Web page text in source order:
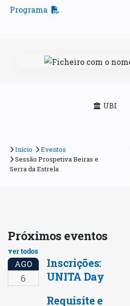
Programa
UBI
Início
Eventos
Sessão Prospetiva Beiras e
Serra da Estrela
Próximos eventos
ver todos
AGO
6
Inscrições:
UNITA Day
Requisite e